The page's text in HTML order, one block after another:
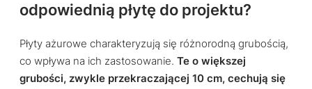
odpowiednią płytę do projektu?
Płyty ażurowe charakteryzują się różnorodną grubością,
co wpływa na ich zastosowanie. Te o większej
grubości, zwykle przekraczającej 10 cm, cechują się